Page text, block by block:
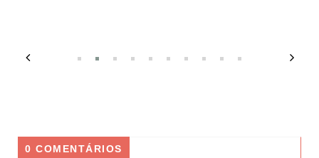
0 COMENTÁRIOS